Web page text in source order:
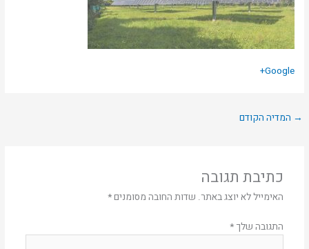
Google+
→ המדיה הקודם
כתיבת תגובה
האימייל לא יוצג באתר. שדות החובה מסומנים*
התגובה שלך *